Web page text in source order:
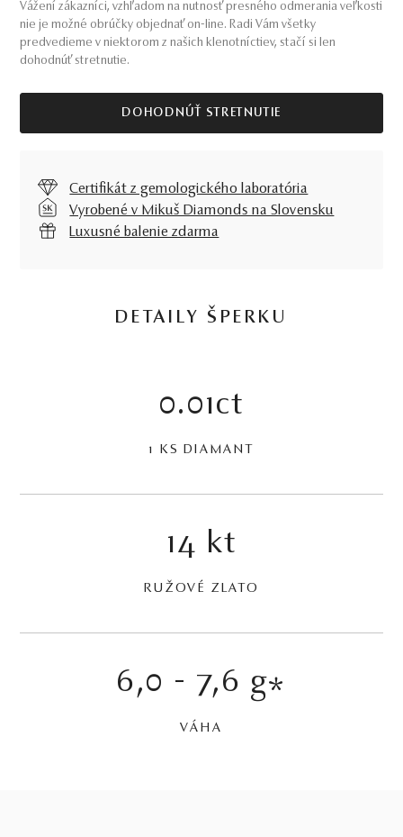
Vážení zákazníci, vzhľadom na nutnosť presného odmerania veľkosti
nie je možné obrúčky objednať on-line. Radi Vám všetky
predvedieme v niektorom z našich klenotníctiev, stačí si len
dohodnúť stretnutie.
DOHODNÚŤ STRETNUTIE
Certifikát z gemologického laboratória
Vyrobené v Mikuš Diamonds na Slovensku
Luxusné balenie zdarma
DETAILY ŠPERKU
0.01ct
1 KS DIAMANT
14 kt
RUŽOVÉ ZLATO
6,0 - 7,6 g*
VÁHA